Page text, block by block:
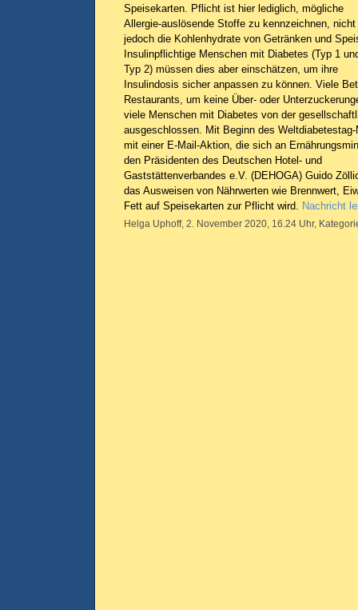
Speisekarten. Pflicht ist hier lediglich, mögliche
Allergie-auslösende Stoffe zu kennzeichnen, nicht
jedoch die Kohlenhydrate von Getränken und
Insulinpflichtige Menschen mit Diabetes (Typ 1
Typ 2) müssen dies aber einschätzen, um ihre
Insulindosis sicher anpassen zu können. Viele
Restaurants, um keine Über- oder
viele Menschen mit Diabetes von der
ausgeschlossen. Mit Beginn des
mit einer E-Mail-Aktion, die sich an
den Präsidenten des Deutschen Hotel- und
Gaststättenverbandes e.V. (DEHOGA) Guido
das Ausweisen von Nährwerten wie Brennwert,
Fett auf Speisekarten zur Pflicht wird. Nachricht
Helga Uphoff, 2. November 2020, 16.24 Uhr,